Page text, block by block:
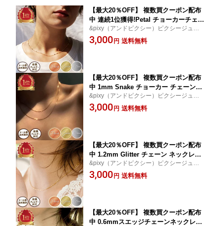
【最大20％OFF】 複数買クーポン配布
中 連続1位獲得!Petal チョーカーチェー
ン ネックレス 316L サージカルステンレ
ス Stainless 金属アレルギー 安心 レデ
&pixy（アンドピクシー）ピクシージュエリ
ー 高品質ステンレスをベースにしたNewア
クセサリーネックレス│プレゼント│ギフト
3,000 円 送料無料
【最大20％OFF】 複数買クーポン配布
中 1mm Snake チョーカー チェーンネ
ックレス (IPプレーティング) スネーク
チェーン ツイスト サージカルステンレ
&pixy（アンドピクシー）ピクシージュエリ
ー 高品質ステンレスをベースにしたNewア
クセサリージュエリー│プレゼント│ギフト
3,000 円 送料無料
【最大20％OFF】 複数買クーポン配布
中 1.2mm Glitter チェーン ネックレス
華奢 スキンジュエリー 40cm 45cm 316
L サージカルステンレス アレルギー対
&pixy（アンドピクシー）ピクシージュエリ
ー 高品質ステンレスをベースにしたNewア
クセサリーネックレス│プレゼント│ギフト
3,000 円 送料無料
【最大20％OFF】 複数買クーポン配布
中 0.6mmスエッジチェーンネックレス